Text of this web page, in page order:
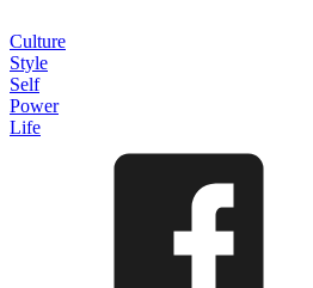
Culture
Style
Self
Power
Life